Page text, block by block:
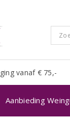
vanaf € 75,-
Aanbieding